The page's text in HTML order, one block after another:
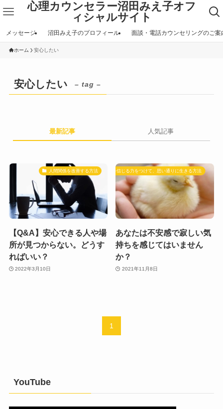
心理カウンセラー沼田みえ子オフ
ィシャルサイト
メッセージ 沼田みえ子のプロフィール 面談・電話カウンセリングのご案
ホーム 安心したい
安心したい – tag –
最新記事 人気記事
人間関係を改善する方法
【Q&A】安心できる人や場
所が見つからない。どうす
ればいい？
2022年3月10日
自分を信じる力をつけて、思い通りに生きる方法
あなたは不安感で寂しい気
持ちを感じてはいません
か？
2021年11月8日
1
YouTube